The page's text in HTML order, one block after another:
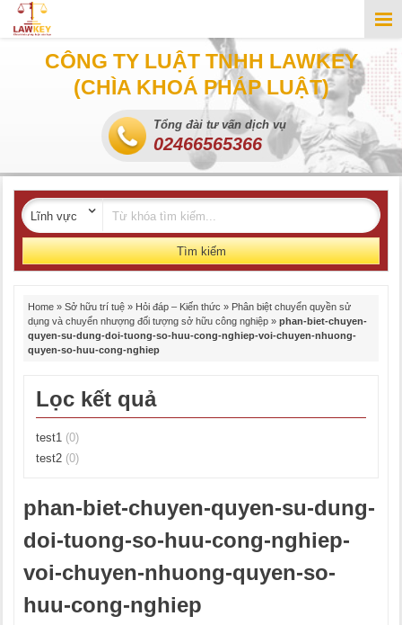
CÔNG TY LUẬT TNHH LAWKEY
(CHÌA KHOÁ PHÁP LUẬT)
Tổng đài tư vấn dịch vụ
02466565366
Tìm kiếm
Home » Sở hữu trí tuệ » Hỏi đáp – Kiến thức » Phân biệt chuyển quyền sử
dụng và chuyển nhượng đối tượng sở hữu công nghiệp » phan-biet-chuyen-
quyen-su-dung-doi-tuong-so-huu-cong-nghiep-voi-chuyen-nhuong-
quyen-so-huu-cong-nghiep
Lọc kết quả
test1 (0)
test2 (0)
phan-biet-chuyen-quyen-su-dung-
doi-tuong-so-huu-cong-nghiep-
voi-chuyen-nhuong-quyen-so-
huu-cong-nghiep